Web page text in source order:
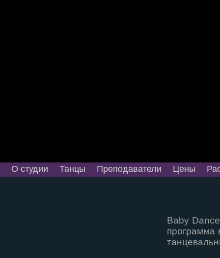
О студии Танцы Преподаватели Цены
Baby
программа